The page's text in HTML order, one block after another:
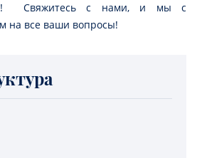
Свяжитесь с нами, и мы с
на все ваши вопросы!